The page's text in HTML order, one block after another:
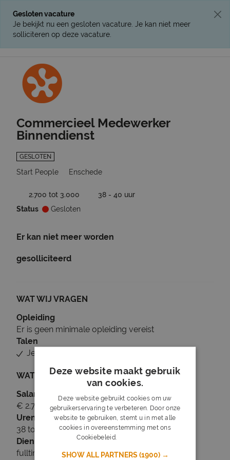
Gesloten vacature
Je bekijkt nu een gesloten vacature. Je kan niet meer
solliciteren op deze vacature.
Commercieel Medewerker
Binnendienst
GESLOTEN
Start People Enschede
2.700 tot 3.000
38 - 40 uur
Status
Gesloten
Er kan niet meer worden
gesolliciteerd
WAT WIJ VRAGEN
Opleiding
Er is geen minimale opleiding vereist
Talen
Je beheerst Nederlands
WAT WIJ BIEDEN
Salaris
€ 2.700 tot € 3.000
Uren
38 tot 40 uur per week
Dienstverband
fulltime
Deze website maakt gebruik
van cookies.
Deze website gebruikt cookies om uw
gebruikerservaring te verbeteren. Door onze
website te gebruiken, stemt u in met alle
cookies in overeenstemming met ons
Cookiebeleid.
SHOW ALL PARTNERS(1900) →